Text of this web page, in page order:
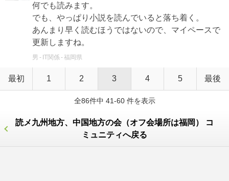
何でも読みます。
でも、やっぱり小説を読んでいると落ち着く。
あんまり早く読むほうではないので、マイペースで
更新しますね。
男 IT関係 福岡県
最初 1 2 3 4 5 最後
全86件中 41-60 件を表示
読メ九州地方、中国地方の会（オフ会場所は福岡） コ
ミュニティへ戻る